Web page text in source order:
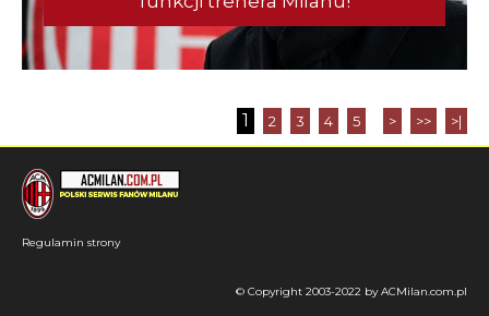
1 2 3 4 5 > >> >|
Regulamin strony
© Copyright 2003-2022 by ACMilan.com.pl